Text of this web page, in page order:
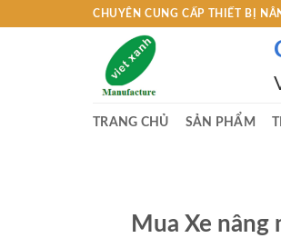
CHUYÊN CUNG CẤP THIẾT BỊ
TRANG CHỦ SẢN PHẨM
Mua Xe